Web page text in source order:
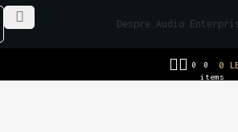
Despre Audio
0
0
items
0